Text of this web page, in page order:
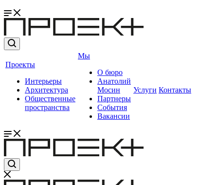
Проекты
Интерьеры
Архитектура
Общественные
пространства
Мы
О бюро
Анатолий
Мосин
Партнеры
События
Вакансии
Услуги Контакты